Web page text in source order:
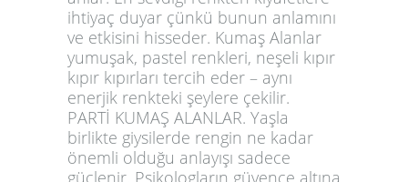
ihtiyaç duyar çünkü bunun anlamını
ve etkisini hisseder. Kumaş Alanlar
yumuşak, pastel renkleri, neşeli kıpır
kıpır kıpırları tercih eder – aynı
enerjik renkteki şeylere çekilir.
PARTİ KUMAŞ ALANLAR. Yaşla
birlikte giysilerde rengin ne kadar
önemli olduğu anlayışı sadece
güçlenir. Psikologların güvence altına